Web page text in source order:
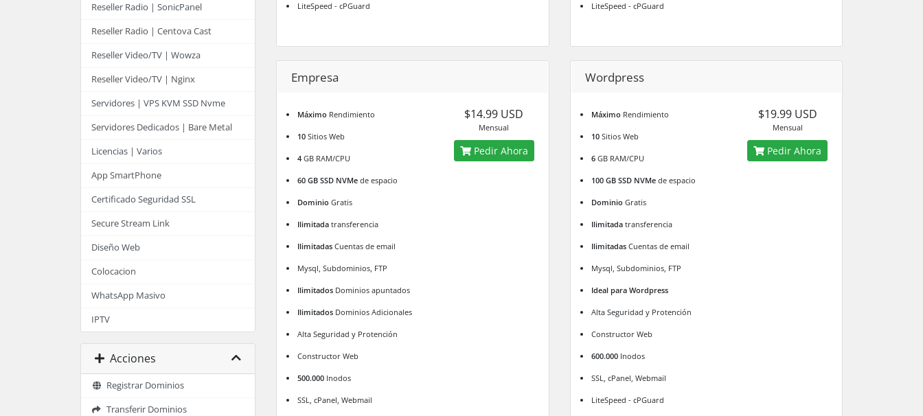
Reseller Radio | SonicPanel
Reseller Radio | Centova Cast
Reseller Video/TV | Wowza
Reseller Video/TV | Nginx
Servidores | VPS KVM SSD Nvme
Servidores Dedicados | Bare Metal
Licencias | Varios
App SmartPhone
Certificado Seguridad SSL
Secure Stream Link
Diseño Web
Colocacion
WhatsApp Masivo
IPTV
Acciones
Registrar Dominios
Transferir Dominios
LiteSpeed - cPGuard LiteSpeed - cPGuard
Empresa
Máximo Rendimiento
10 Sitios Web
4 GB RAM/CPU
60 GB SSD NVMe de espacio
Dominio Gratis
Ilimitada transferencia
IlimitadasCuentas de email
Mysql, Subdominios, FTP
Ilimitados Dominios apuntados
Ilimitados Dominios Adicionales
Alta Seguridad y Protención
Constructor Web
500.000 Inodos
SSL, cPanel, Webmail
$14.99 USD
Mensual
Pedir Ahora
Wordpress
MáximoRendimiento
10Sitios Web
6GB RAM/CPU
100 GB SSD NVMede espacio
DominioGratis
Ilimitadatransferencia
Ilimitadas Cuentas de email
Mysql, Subdominios, FTP
Ideal para Wordpress
Alta Seguridad y Protención
Constructor Web
600.000Inodos
SSL, cPanel, Webmail
LiteSpeed - cPGuard
$19.99 USD
Mensual
Pedir Ahora